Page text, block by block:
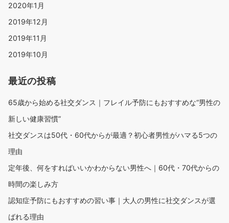
2020年1月
2019年12月
2019年11月
2019年10月
最近の投稿
65歳から始める社交ダンス｜フレイル予防にもおすすめな“男性の
新しい健康習慣”
社交ダンスは50代・60代からが最適？初心者男性がハマる5つの
理由
定年後、何をすればいいかわからない男性へ｜60代・70代からの
時間の楽しみ方
認知症予防にもおすすめの習い事｜大人の男性に社交ダンスが選
ばれる理由